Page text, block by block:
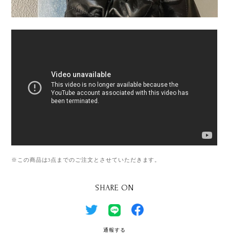
※この商品は3点までのご注文とさせていただきます。
SHARE ON
通報する